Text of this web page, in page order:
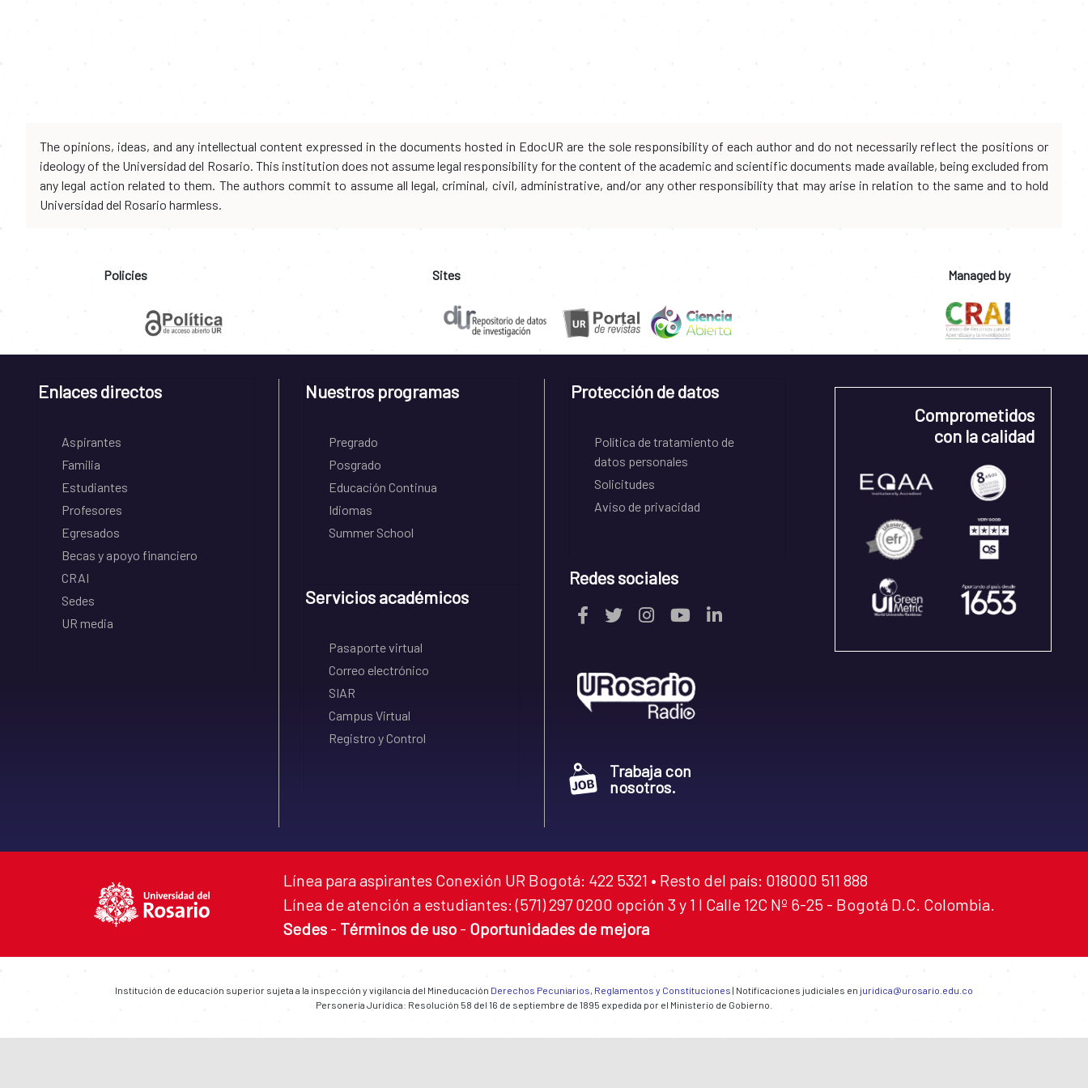
The opinions, ideas, and any intellectual content expressed in the documents hosted in EdocUR are the sole responsibility of each author and do not necessarily reflect the positions or
ideology of the Universidad del Rosario. This institution does not assume legal responsibility for the content of the academic and scientific documents made available, being excluded from
any legal action related to them. The authors commit to assume all legal, criminal, civil, administrative, and/or any other responsibility that may arise in relation to the same and to hold
Universidad del Rosario harmless.
Policies Sites Managed by
Enlaces directos
Aspirantes
Familia
Estudiantes
Profesores
Egresados
Becas y apoyo financiero
CRAI
Sedes
UR media
Nuestros programas
Pregrado
Posgrado
Educación Continua
Idiomas
Summer School
Servicios académicos
Pasaporte virtual
Correo electrónico
SIAR
Campus Virtual
Registro y Control
Protección de datos
Política de tratamiento de
datos personales
Solicitudes
Aviso de privacidad
Redes sociales
Trabaja con
nosotros.
Comprometidos
con la calidad
Línea para aspirantes Conexión UR Bogotá: 422 5321 • Resto del país: 018000 511 888
Línea de atención a estudiantes: (571) 297 0200 opción 3 y 1 I Calle 12C Nº 6-25 - Bogotá D.C. Colombia.
Sedes - Términos de uso - Oportunidades de mejora
Institución de educación superior sujeta a la inspección y vigilancia del Mineducación Derechos Pecuniarios, Reglamentos y Constituciones | Notificaciones judiciales en juridica@urosario.edu.co
Personería Jurídica: Resolución 58 del 16 de septiembre de 1895 expedida por el Ministerio de Gobierno.